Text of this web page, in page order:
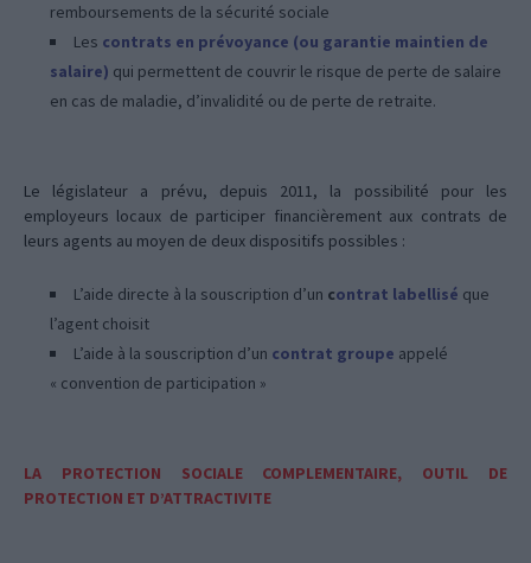
remboursements de la sécurité sociale
Les contrats en prévoyance (ou garantie maintien de
salaire) qui permettent de couvrir le risque de perte de salaire
en cas de maladie, d’invalidité ou de perte de retraite.
Le législateur a prévu, depuis 2011, la possibilité pour les
employeurs locaux de participer financièrement aux contrats de
leurs agents au moyen de deux dispositifs possibles :
L’aide directe à la souscription d’un contrat labellisé que
l’agent choisit
L’aide à la souscription d’un contrat groupe appelé
« convention de participation »
LA PROTECTION SOCIALE COMPLEMENTAIRE, OUTIL DE
PROTECTION ET D’ATTRACTIVITE